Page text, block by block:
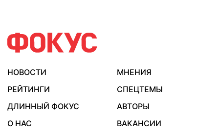
НОВОСТИ
МНЕНИЯ
РЕЙТИНГИ
СПЕЦТЕМЫ
ДЛИННЫЙ ФОКУС
АВТОРЫ
О НАС
ВАКАНСИИ